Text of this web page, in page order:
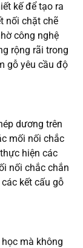
kế để tạo ra
nối chặt chẽ
công nghệ
rộng rãi trong
gỗ yêu cầu độ
dương trên
mối nối chắc
hiện các
nối chắc chắn
kết cấu gỗ
mà không